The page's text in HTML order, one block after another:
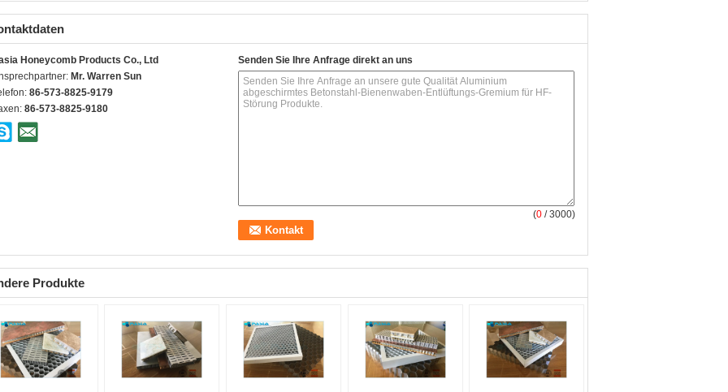
Honeycomb Products Co., Ltd
Mr. Warren Sun
86-573-8825-9179
86-573-8825-9180
Senden Sie Ihre Anfrage direkt an uns
(0 / 3000)
Produkte